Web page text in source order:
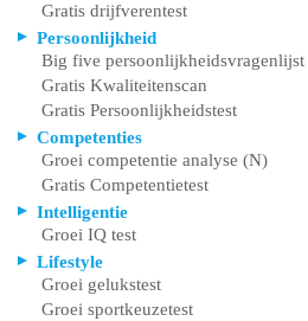
Gratis drijfverentest
Persoonlijkheid
Big five persoonlijkheidsvragenlijst
Gratis Kwaliteitenscan
Gratis Persoonlijkheidstest
Competenties
Groei competentie analyse (N)
Gratis Competentietest
Intelligentie
Groei IQ test
Lifestyle
Groei gelukstest
Groei sportkeuzetest